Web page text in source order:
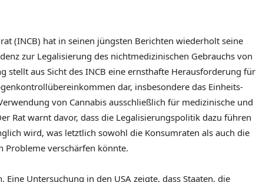
(INCB) hat in seinen jüngsten Berichten wiederholt seine
zur Legalisierung des nichtmedizinischen Gebrauchs von
stellt aus Sicht des INCB eine ernsthafte Herausforderung für
dar, insbesondere das Einheits-
von Cannabis ausschließlich für medizinische und
Rat warnt davor, dass die Legalisierungspolitik dazu führen
wird, was letztlich sowohl die Konsumraten als auch die
verschärfen könnte.
Untersuchung in den USA zeigte, dass Staaten, die